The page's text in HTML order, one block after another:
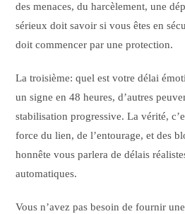
des menaces, du harcèlement, une
sérieux doit savoir si vous êtes en
doit commencer par une protection.
La troisième: quel est votre délai
un signe en 48 heures, d’autres
stabilisation progressive. La vérité,
force du lien, de l’entourage, et des
honnête vous parlera de délais
automatiques.
Vous n’avez pas besoin de fournir